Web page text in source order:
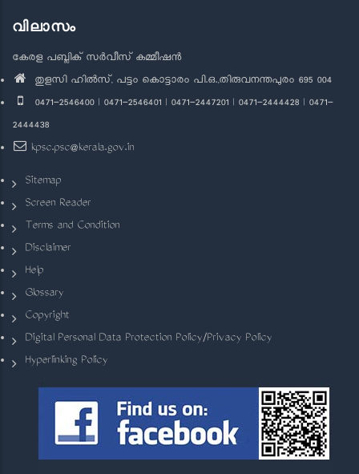
വിലാസം
കേരള പബ്ലിക് സർവീസ് കമ്മീഷൻ
തുളസി ഹിൽസ്, പട്ടം കൊട്ടാരം പി.ഒ.,തിരുവനന്തപുരം 695 004
0471-2546400 | 0471-2546401 | 0471-2447201 | 0471-2444428 | 0471-
2444438
kpsc.psc@kerala.gov.in
Sitemap
Screen Reader
Terms and Condition
Disclaimer
Help
Glossary
Copyright
Digital Personal Data Protection Policy/Privacy Policy
Hyperlinking Policy